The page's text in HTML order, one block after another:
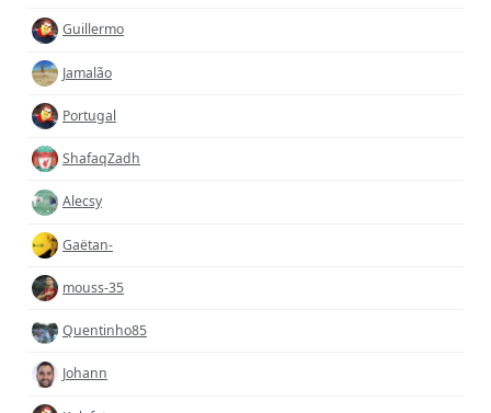
Guillermo
Jamalão
Portugal
ShafaqZadh
Alecsy
Gaëtan-
mouss-35
Quentinho85
Johann